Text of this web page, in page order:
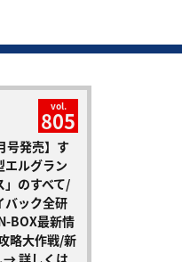
vol.
805
号発売】す
エルグラン
」のすべて/
バック全研
BOX最新情
略大作戦/新
→ 詳しくは